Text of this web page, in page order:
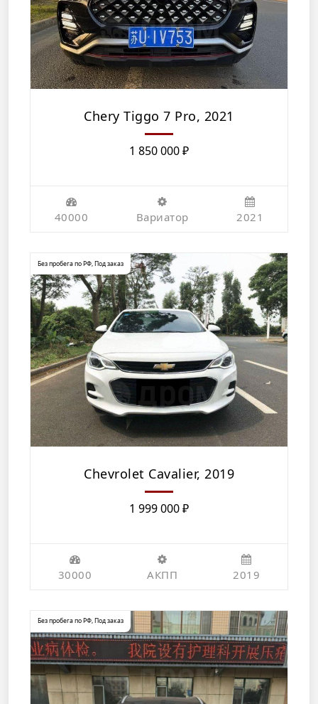
Chery Tiggo 7 Pro, 2021
1 850 000₽
40000 Вариатор 2021
Без пробега по РФ,Под заказ
Chevrolet Cavalier, 2019
1 999 000₽
30000 АКПП 2019
Без пробега по РФ, Под заказ